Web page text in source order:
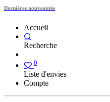
Dernières nouveautés
Accueil
Recherche
0
Liste d'envies
Compte